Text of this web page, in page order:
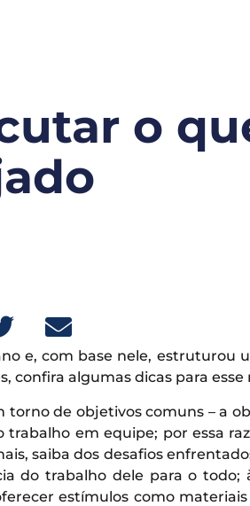
o
e, com base nele, estruturou
confira algumas dicas para
torno de objetivos comuns – a
em equipe; por essa
saiba dos desafios
do trabalho dele para o todo;
estímulos como